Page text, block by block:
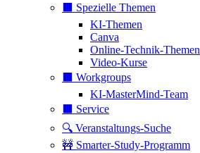
⬛️ Spezielle Themen
KI-Themen
Canva
Online-Technik-Themen
Video-Kurse
⬛️ Workgroups
KI-MasterMind-Team
⬛️ Service
🔍 Veranstaltungs-Suche
🚧 Smarter-Study-Programm